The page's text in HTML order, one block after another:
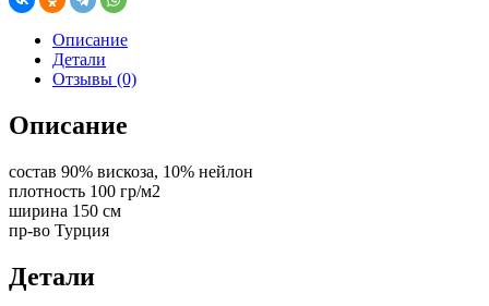
Описание
Детали
Отзывы (0)
Описание
состав 90% вискоза, 10% нейлон
плотность 100 гр/м2
ширина 150 см
пр-во Турция
Детали